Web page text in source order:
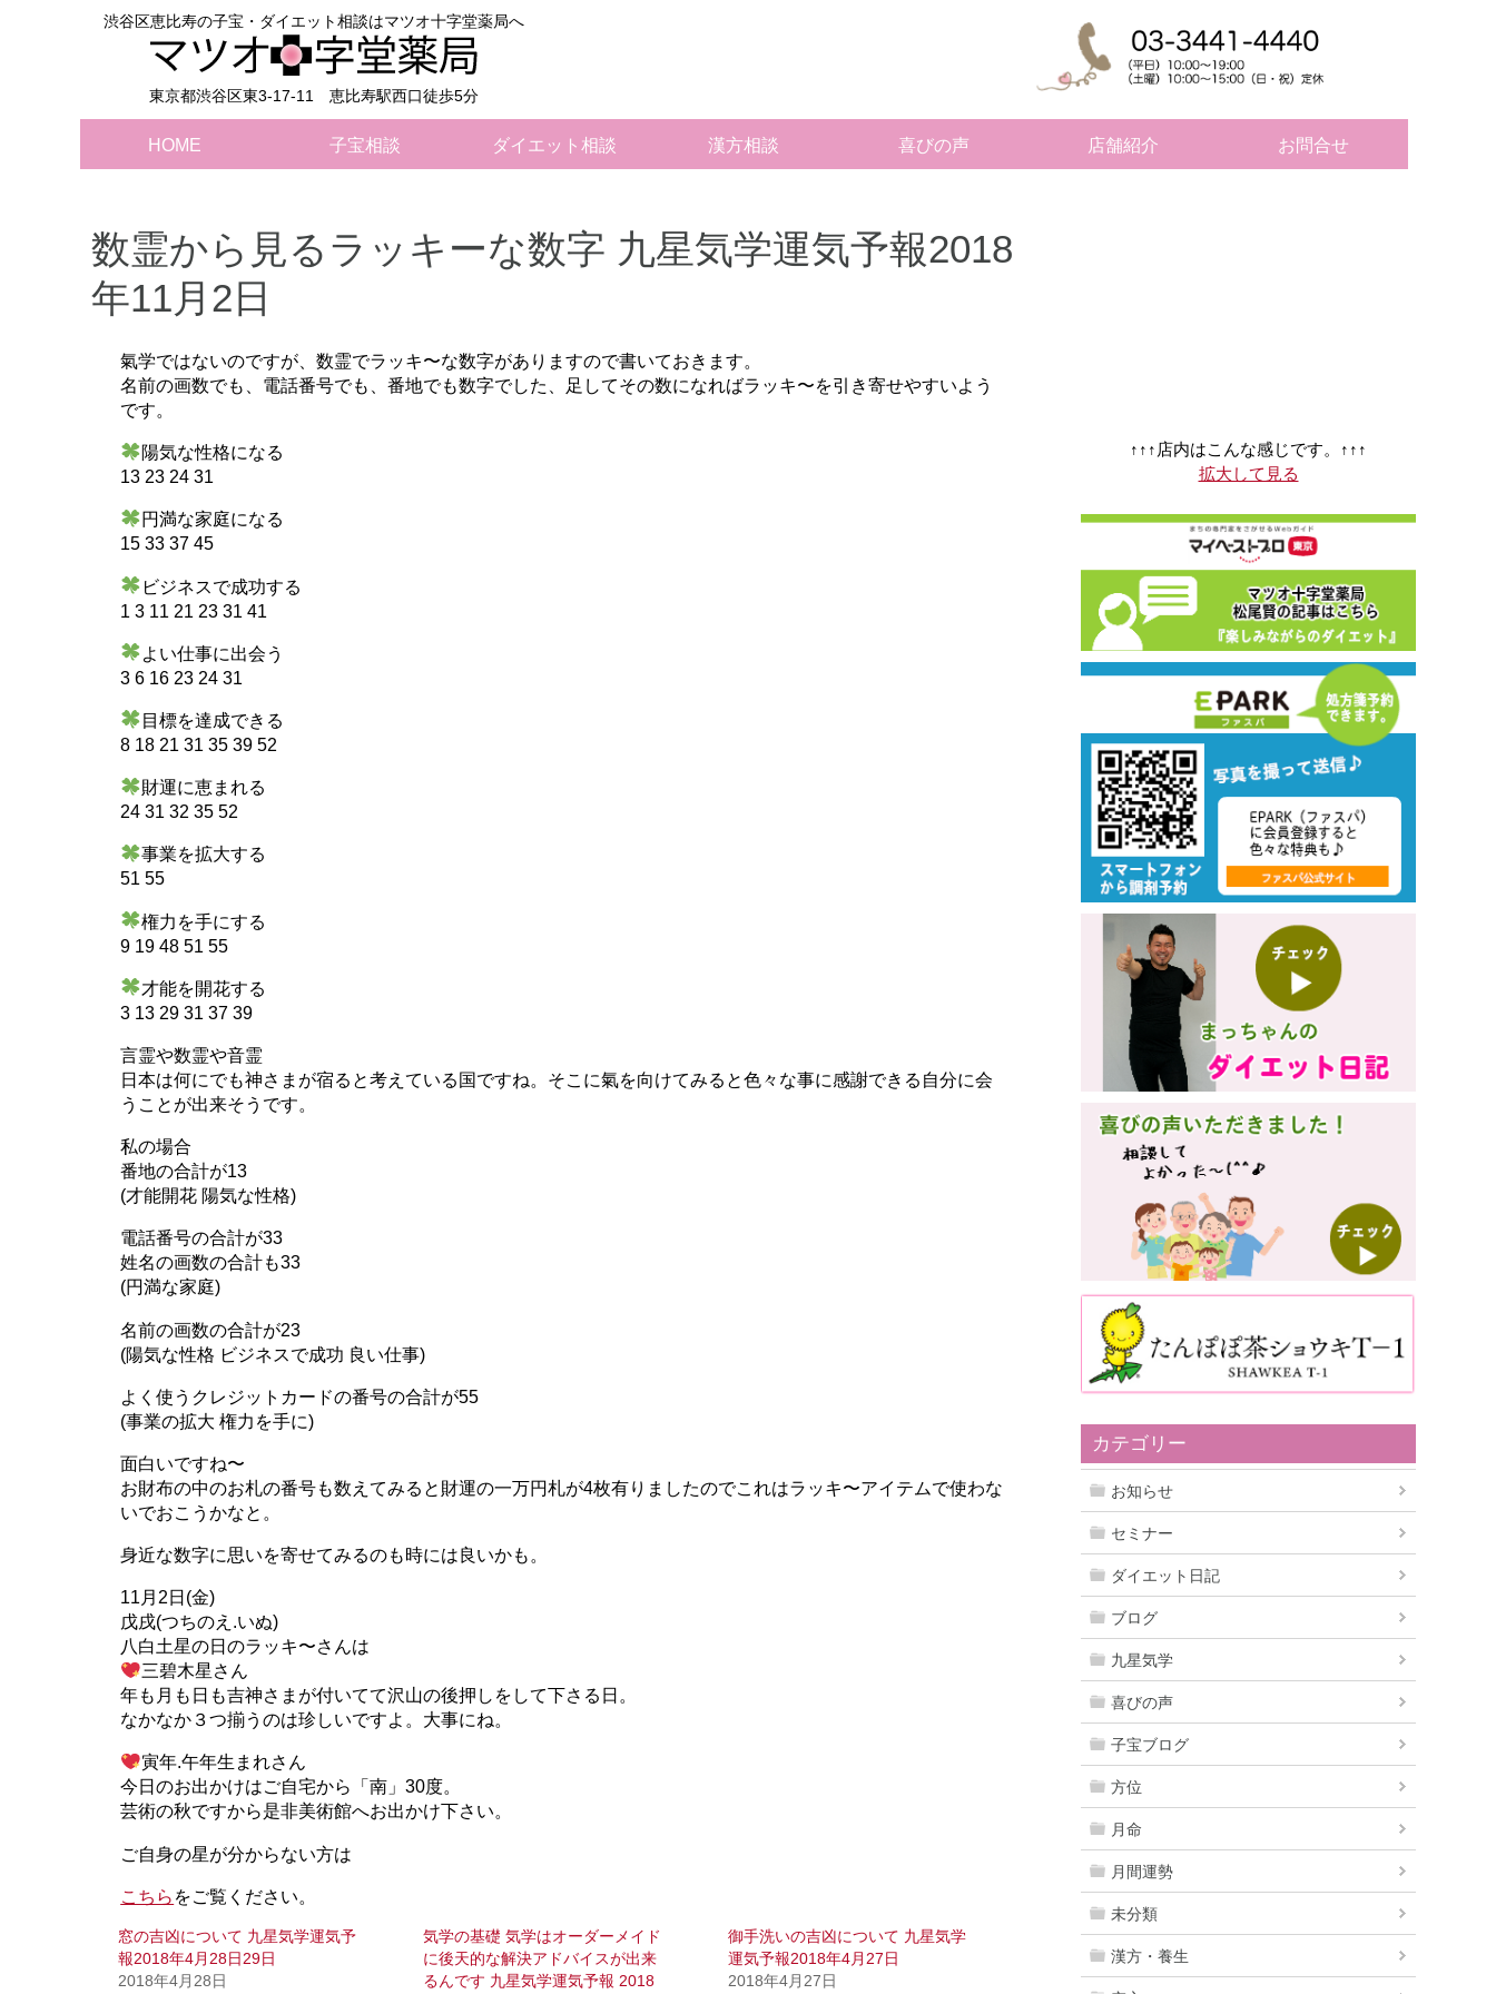
渋谷区恵比寿の子宝・ダイエット相談はマツオ十字堂薬局へ
東京都渋谷区東3-17-11 恵比寿駅西口徒歩5分
HOME 子宝相談 ダイエット相談 漢方相談 喜びの声 店舗紹介 お問合せ
数霊から見るラッキーな数字 九星気学運気予報2018
年11月2日
氣学ではないのですが、数霊でラッキ〜な数字がありますので書いておきます。
名前の画数でも、電話番号でも、番地でも数字でした、足してその数になればラッキ〜を引き寄せやすいよう
です。
陽気な性格になる
13 23 24 31
円満な家庭になる
15 33 37 45
ビジネスで成功する
1 3 11 21 23 31 41
よい仕事に出会う
3 6 16 23 24 31
目標を達成できる
8 18 21 31 35 39 52
財運に恵まれる
24 31 32 35 52
事業を拡大する
51 55
権力を手にする
9 19 48 51 55
才能を開花する
3 13 29 31 37 39
言霊や数霊や音霊
日本は何にでも神さまが宿ると考えている国ですね。そこに氣を向けてみると色々な事に感謝できる自分に会
うことが出来そうです。
私の場合
番地の合計が13
(才能開花 陽気な性格)
電話番号の合計が33
姓名の画数の合計も33
(円満な家庭)
名前の画数の合計が23
(陽気な性格 ビジネスで成功 良い仕事)
よく使うクレジットカードの番号の合計が55
(事業の拡大 権力を手に)
面白いですね〜
お財布の中のお札の番号も数えてみると財運の一万円札が4枚有りましたのでこれはラッキ〜アイテムで使わな
いでおこうかなと。
身近な数字に思いを寄せてみるのも時には良いかも。
11月2日(金)
戊戌(つちのえ.いぬ)
八白土星の日のラッキ〜さんは
三碧木星さん
年も月も日も吉神さまが付いてて沢山の後押しをして下さる日。
なかなか３つ揃うのは珍しいですよ。大事にね。
寅年.午年生まれさん
今日のお出かけはご自宅から「南」30度。
芸術の秋ですから是非美術館へお出かけ下さい。
ご自身の星が分からない方は
こちら をご覧ください。
窓の吉凶について 九星気学運気予
報2018年4月28日29日
2018年4月28日
気学の基礎 気学はオーダーメイド
に後天的な解決アドバイスが出来
るんです 九星気学運気予報 2018
御手洗いの吉凶について 九星気学
運気予報2018年4月27日
2018年4月27日
↑↑↑店内はこんな感じです。↑↑↑
拡大して見る
カテゴリー
お知らせ
セミナー
ダイエット日記
ブログ
九星気学
喜びの声
子宝ブログ
方位
月命
月間運勢
未分類
漢方・養生